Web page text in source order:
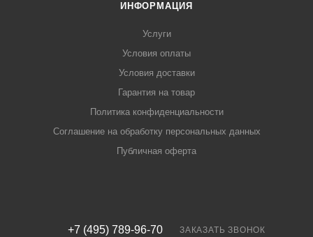
ИНФОРМАЦИЯ
Услуги
Условия оплаты
Условия доставки
Гарантия на товар
Политика конфиденциальности
Соглашение на обработку персональных данных
Публичная оферта
+7 (495) 789-96-70 ЗАКАЗАТЬ ЗВОНОК